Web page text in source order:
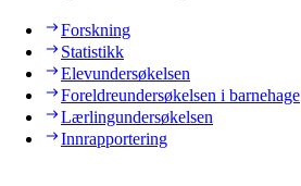
Forskning
Statistikk
Elevundersøkelsen
Foreldreundersøkelsen i barnehage
Lærlingundersøkelsen
Innrapportering